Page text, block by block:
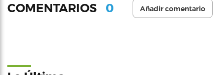
COMENTARIOS 0 Añadir comentario